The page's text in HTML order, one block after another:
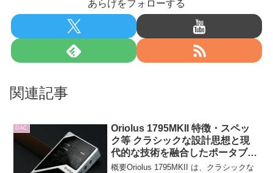
あらげをフォローする
関連記事
DAC
Oriolus 1795MKII 特徴・スペッ
ク等 クラシックな設計思想と現
代的な技術を融合したポータブル
DAC
概要Oriolus 1795MKII は、クラシックな